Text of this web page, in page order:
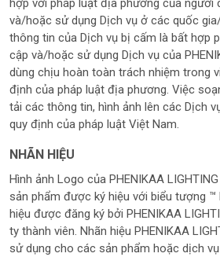
và/hoặc sử dụng Dịch vụ ở các quốc
thông tin của Dịch vụ bị cấm là bất hợp
cập và/hoặc sử dụng Dịch vụ của
dùng chịu hoàn toàn trách nhiệm trong
định của pháp luật địa phương. Việc
tải các thông tin, hình ảnh lên các Dịch
quy định của pháp luật Việt Nam.
NHÃN HIỆU
Hình ảnh Logo của PHENIKAA
sản phẩm được ký hiệu với biểu tượng
hiệu được đăng ký bởi PHENIKAA
ty thành viên. Nhãn hiệu PHENIKAA
sử dụng cho các sản phẩm hoặc dịch